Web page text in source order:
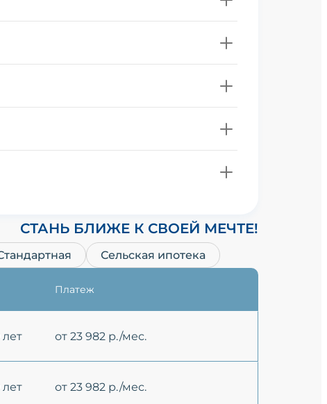
СТАНЬ БЛИЖЕ К СВОЕЙ МЕЧТЕ!
Сельская ипотека
Платеж
от 23 982 р./мес.
от 23 982 р./мес.